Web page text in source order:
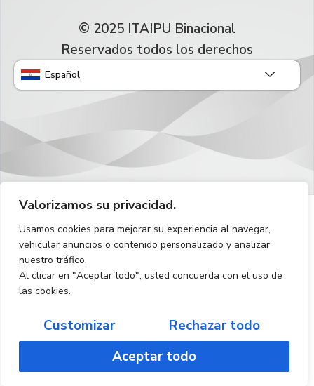
Valorizamos su privacidad.
Usamos cookies para mejorar su experiencia al navegar,
vehicular anuncios o contenido personalizado y analizar
nuestro tráfico.
Al clicar en "Aceptar todo", usted concuerda con el uso de
las cookies.
Customizar
Rechazar todo
Aceptar todo
© 2025 ITAIPU Binacional
Reservados todos los derechos
Español